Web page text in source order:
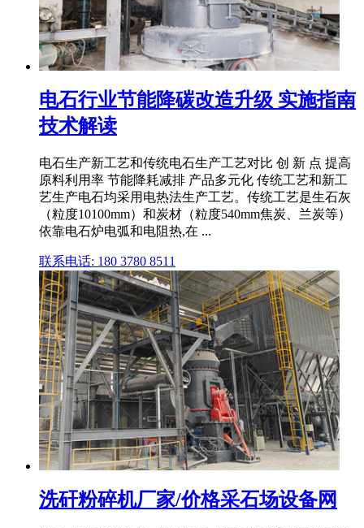
电石行业节能降碳改造升级 实施指南
技术解读
电石生产新工艺和传统电石生产工艺对比 创 新 点 提高
原料利用率 节能降耗减排 产品多元化 传统工艺和新工
艺生产电石均采用电热法生产工艺。传统工艺是生石灰
（粒度10100mm）和炭材（粒度540mm焦炭、兰炭等）
依靠电石炉电弧和电阻热,在 ...
联系电话: 180 3780 8511
洗矸粉碎机厂家/价格采石场设备网